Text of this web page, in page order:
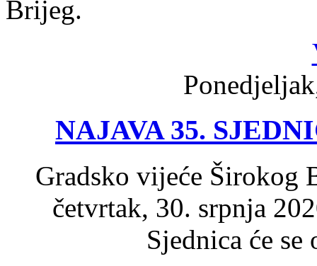
Brijeg.
NAJAVA 35.
Gradsko vijeće Širokog
četvrtak, 30. srpnja
Sjednica će